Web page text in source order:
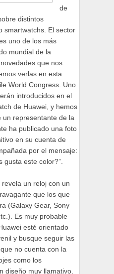
de
distintos
smartwatchs. El sector
uno de los más
mundial de la
que nos
verlas en esta
World Congress. Uno
introducidos en el
de Huawei, y hemos
representante de la
ha publicado una foto
en su cuenta de
por el mensaje:
gusta este color?”.
un reloj con un
que los que
(Galaxy Gear, Sony
Es muy probable
esté orientado
y busque seguir las
no cuenta con la
como los
diseño muy llamativo.